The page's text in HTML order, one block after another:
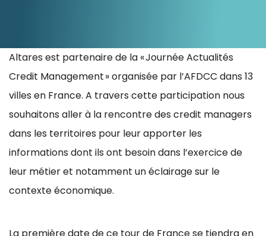
Altares est partenaire de la « Journée Actualités
Credit Management » organisée par l’AFDCC dans 13
villes en France. A travers cette participation nous
souhaitons aller à la rencontre des credit managers
dans les territoires pour leur apporter les
informations dont ils ont besoin dans l’exercice de
leur métier et notamment un éclairage sur le
contexte économique.